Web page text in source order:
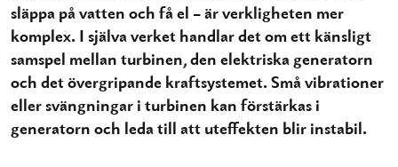
släppa på vatten och få el – är verkligheten mer
komplex. I själva verket handlar det om ett känsligt
samspel mellan turbinen, den elektriska generatorn
och det övergripande kraftsystemet. Små vibrationer
eller svängningar i turbinen kan förstärkas i
generatorn och leda till att uteffekten blir instabil.